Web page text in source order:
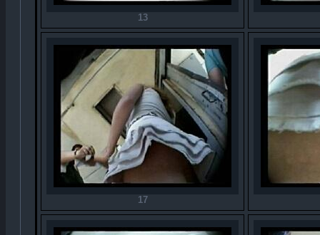
13
17